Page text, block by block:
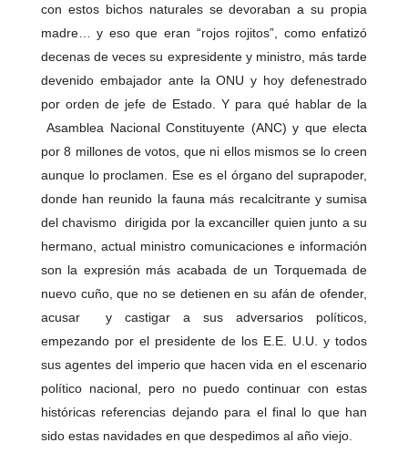
con estos bichos naturales se devoraban a su propia
madre… y eso que eran “rojos rojitos”, como enfatizó
decenas de veces su expresidente y ministro, más tarde
devenido embajador ante la ONU y hoy defenestrado
por orden de jefe de Estado. Y para qué hablar de la
Asamblea Nacional Constituyente (ANC) y que electa
por 8 millones de votos, que ni ellos mismos se lo creen
aunque lo proclamen. Ese es el órgano del suprapoder,
donde han reunido la fauna más recalcitrante y sumisa
del chavismo dirigida por la excanciller quien junto a su
hermano, actual ministro comunicaciones e información
son la expresión más acabada de un Torquemada de
nuevo cuño, que no se detienen en su afán de ofender,
acusar y castigar a sus adversarios políticos,
empezando por el presidente de los E.E. U.U. y todos
sus agentes del imperio que hacen vida en el escenario
político nacional, pero no puedo continuar con estas
históricas referencias dejando para el final lo que han
sido estas navidades en que despedimos al año viejo.